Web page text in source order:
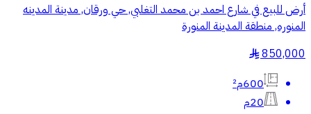
أرض للبيع في شارع احمد بن محمد التغلبي, حي ورقان, مدينة المدينه
المنوره, منطقة المدينة المنورة
850,000
§
600م²
20م